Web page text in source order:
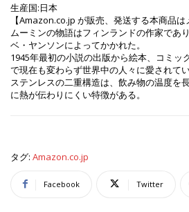
生産国:日本
【Amazon.co.jp が販売、発送する本商品は
ムーミンの物語はフィンランドの作家であ
ベ・ヤンソンによってかかれた。
1945年最初の小説の出版から絵本、コミッ
で現在も変わらず世界中の人々に愛されてい
ステンレスの二重構造は、飲み物の温度を
に熱が伝わりにくい特徴がある。
タグ: Amazon.co.jp
Facebook Twitter